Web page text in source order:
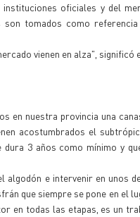
oficiales y del
tomados como
vienen en alza", significó
en nuestra provincia una
acostumbrados el
dura 3 años como mínimo y
e intervenir en unos
que siempre se pone en el
en todas las etapas, es un